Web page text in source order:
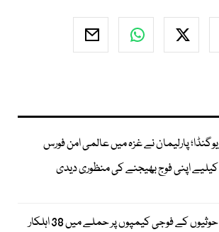
یوگنڈا؛ پارلیمان نے غزہ میں عالمی امن فورس
کیلیے اپنی فوج بھیجنے کی منظوری دیدی
حوثیوں کے فوجی کیمپوں پر حملے میں 38 اہلکار